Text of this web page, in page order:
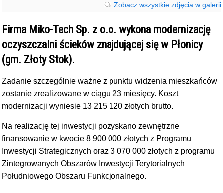
Zobacz wszystkie zdjęcia w galerii
Firma Miko-Tech Sp. z o.o. wykona modernizację
oczyszczalni ścieków znajdującej się w Płonicy
(gm. Złoty Stok).
Zadanie szczególnie ważne z punktu widzenia mieszkańców
zostanie zrealizowane w ciągu 23 miesięcy. Koszt
modernizacji wyniesie 13 215 120 złotych brutto.
Na realizację tej inwestycji pozyskano zewnętrzne
finansowanie w kwocie 8 900 000 złotych z Programu
Inwestycji Strategicznych oraz 3 070 000 złotych z programu
Zintegrowanych Obszarów Inwestycji Terytorialnych
Południowego Obszaru Funkcjonalnego.